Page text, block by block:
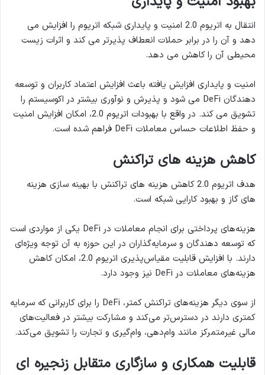
انتقال به اتریوم 2.0 امنیت و پایداری شبکه اتریوم را افزایش می
دهد و آن را در برابر حملات انعطاف پذیرتر می کند و اثرات زیست
محیطی آن را کاهش می دهد.
امنیت و پایداری افزایش یافته باعث افزایش اعتماد کاربران و توسعه
دهندگان DeFi می شود و پذیرش و نوآوری بیشتر در اکوسیستم را
تشویق می کند. در واقع با بهبودات اتریوم 2.0، امکان افزایش امنیت
و حفظ اطلاعات حساس معاملات DeFi فراهم شده است.
کاهش هزینه های تراکنش
هدف اتریوم 2.0 کاهش هزینه های تراکنش با بهینه سازی هزینه
های گاز و بهبود کارایی شبکه است.
هزینه‌های پرداختی برای انجام معاملات در DeFi یکی از مواردی است
که توسعه دهندگان و سرمایه‌گذاران در این حوزه به آن توجه ویژه‌ای
دارند. با افزایش قابلیت مقیاس‌پذیری اتریوم 2.0، امکان کاهش
هزینه‌های معاملات در DeFi نیز وجود دارد.
از سوی دیگر هزینه‌های تراکنش کمتر، DeFi را برای کاربرانی که سرمایه
کمتری دارند در دسترس‌تر می‌کند و مشارکت بیشتر در فعالیت‌های
مالی غیرمتمرکز مانند وام‌دهی، وام‌گیری و تجارت را تشویق می‌کند.
قابلیت همکاری و سازگاری متقابل زنجیره ای